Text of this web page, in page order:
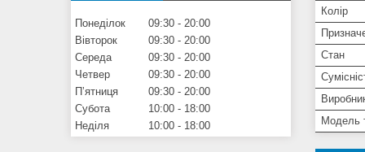
Колір
Стан
Модель
Понеділок 09:30
20:00
Вівторок
09:30
20:00
Середа
09:30
20:00
Четвер
09:30
20:00
Пʼятниця
09:30
20:00
Субота
10:00
18:00
Неділя
10:00 18:00